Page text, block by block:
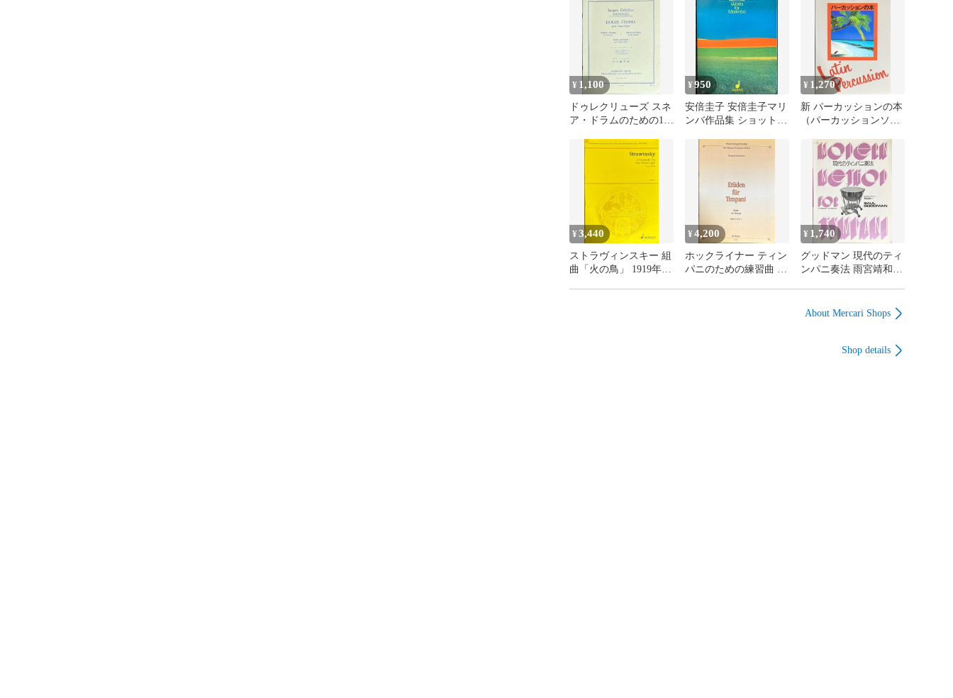
¥ 1,100
ドゥレクリューズ スネ
ア・ドラムのための12
（スネアドラムソロ）
¥950
安倍圭子 安倍圭子マリ
ンバ作品集 ショット
¥ 1,270
新 パーカッションの本
（パーカッションソ
¥3,440
ストラヴィンスキー 組
曲「火の鳥」 1919年版
¥4,200
ホックライナー ティン
パニのための練習曲 第
¥ 1,740
グッドマン 現代のティ
ンパニ奏法 雨宮靖和訳
About Mercari Shops
Shop details